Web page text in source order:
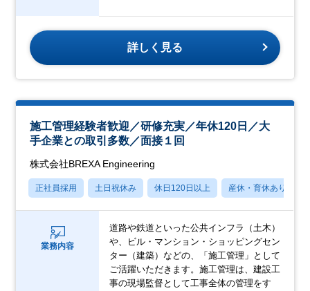
詳しく見る
施工管理経験者歓迎／研修充実／年休120日／大
手企業との取引多数／面接１回
株式会社BREXA Engineering
正社員採用 土日祝休み 休日120日以上 産休・育休あり
業務内容
道路や鉄道といった公共インフラ（土木）
や、ビル・マンション・ショッピングセン
ター（建築）などの、「施工管理」として
ご活躍いただきます。施工管理は、建設工
事の現場監督として工事全体の管理をす